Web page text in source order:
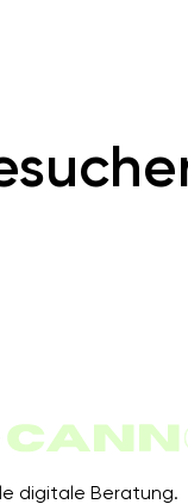
digitale Beratung.